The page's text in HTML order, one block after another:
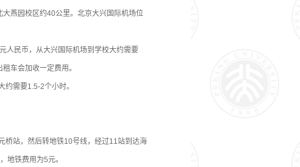
燕园校区约40公里。北京大兴国际机场位
人民币，从大兴国际机场到学校大约需要
车会加收一定费用。
需要1.5-2个小时。
桥站，然后转地铁10号线，经过11站到达海
地铁费用为5元。